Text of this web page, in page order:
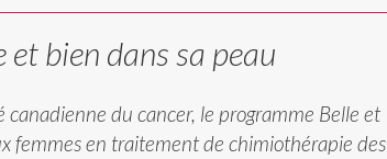
et bien dans sa peau
canadienne du cancer, le programme Belle et
femmes en traitement de chimiothérapie des